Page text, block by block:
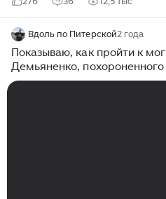
Вдоль по Питерской2 года
Показываю, как пройти к
Демьяненко,
кладбище Санкт-Петербурга